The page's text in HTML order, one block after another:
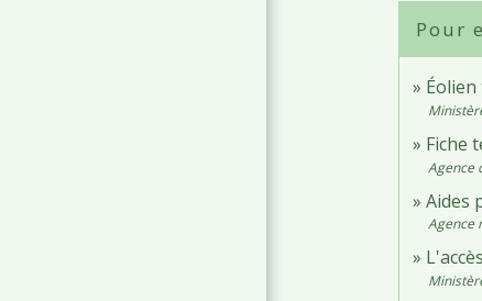
Pour
Fiche
Agence
Aides
Agence